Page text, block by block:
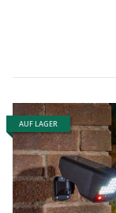
AUF LAGER